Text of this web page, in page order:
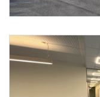
Foto 4: ecoplus Immobilien